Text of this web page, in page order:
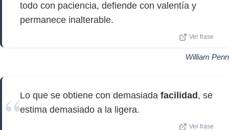
todo con paciencia, defiende con valentía y
permanece inalterable.
Ver frase
William Penn
Lo que se obtiene con demasiada facilidad , se
estima demasiado a la ligera.
Ver frase